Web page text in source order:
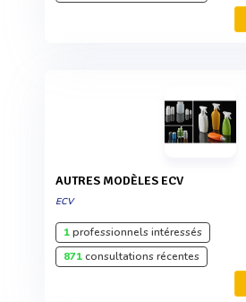
AUTRES MODÈLES ECV
ECV
1professionnels intéressés
871consultations récentes